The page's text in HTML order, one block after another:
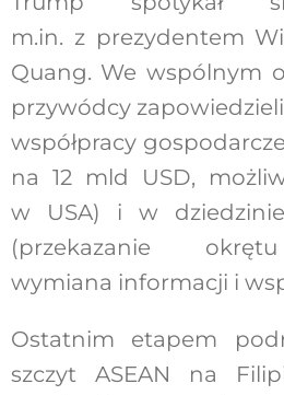
m.in. z prezydentem
Quang. We wspólnym
przywódcy
współpracy
na 12 mld USD,
w USA) i w dziedzinie
(przekazanie
wymiana informacji i
Ostatnim etapem
szczyt ASEAN na